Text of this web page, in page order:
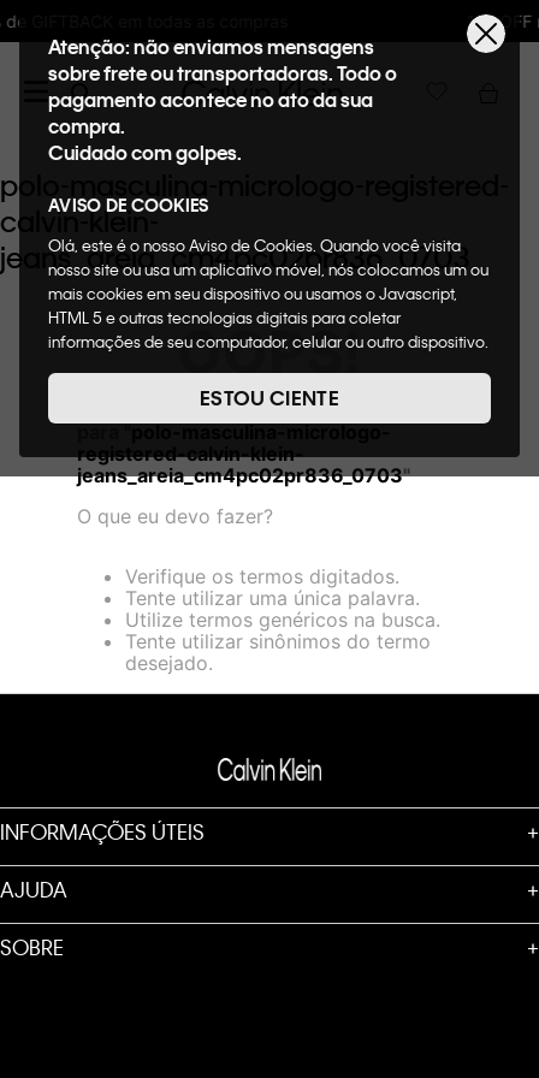
10%OFF na primeira compra :
Atenção: não enviamos mensagens
sobre frete ou transportadoras. Todo o
pagamento acontece no ato da sua
compra.
Cuidado com golpes.
AVISO DE COOKIES
Olá, este é o nosso Aviso de Cookies. Quando você visita
nosso site ou usa um aplicativo móvel, nós colocamos um ou
mais cookies em seu dispositivo ou usamos o Javascript,
HTML 5 e outras tecnologias digitais para coletar
informações de seu computador, celular ou outro dispositivo.
de cookies, informaremos quais cookies usaremos e quais
suas funções. A forma como processamos os dados
nosso Aviso de Privacidade. Quando você visita nosso site,
consideraremos isso como sua solicitação específica para
fornecer a você toda a funcionalidade do site, incluindo,
entre outros, a capacidade de comprar um item em nossa
Cookies acesse o link.
ESTOU CIENTE
polo-masculina-micrologo-registered-
calvin-klein-
jeans_areia_cm4pc02pr836_0703
OOPS!
Não encontramos nenhum resultado
registered-calvin-klein-
jeans_areia_cm4pc02pr836_0703"
O que eu devo fazer?
Verifique os termos digitados.
Tente utilizar uma única palavra.
Utilize termos genéricos na busca.
Tente utilizar sinônimos do termo
desejado.
INFORMAÇÕES ÚTEIS +
AJUDA +
SOBRE +